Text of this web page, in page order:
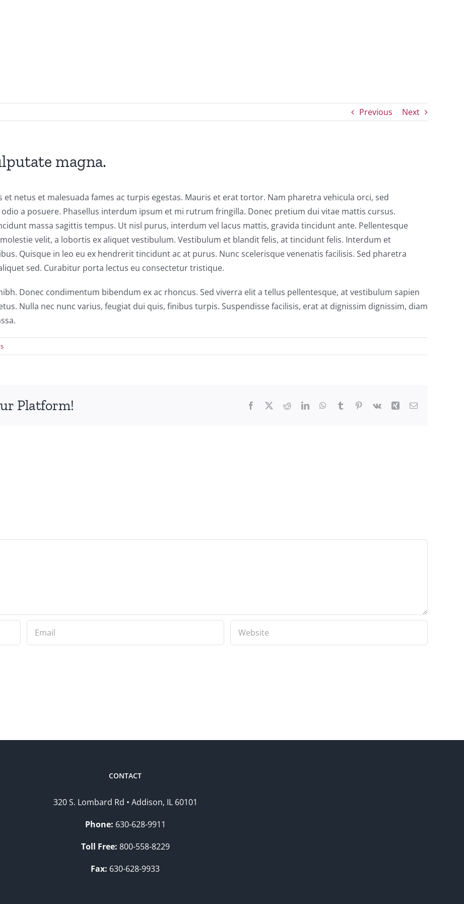
Previous Next
magna.
netus et malesuada fames ac turpis egestas. Mauris et erat tortor. Nam pharetra vehicula orci, sed
a posuere. Phasellus interdum ipsum et mi rutrum fringilla. Donec pretium dui vitae mattis cursus.
massa sagittis tempus. Ut nisl purus, interdum vel lacus mattis, gravida tincidunt ante. Pellentesque
velit, a lobortis ex aliquet vestibulum. Vestibulum et blandit felis, at tincidunt felis. Interdum et
Quisque in leo eu ex hendrerit tincidunt ac at purus. Nunc scelerisque venenatis facilisis. Sed pharetra
sed. Curabitur porta lectus eu consectetur tristique.
Donec condimentum bibendum ex ac rhoncus. Sed viverra elit a tellus pellentesque, at vestibulum sapien
Nulla nec nunc varius, feugiat dui quis, finibus turpis. Suspendisse facilisis, erat at dignissim dignissim, diam
Platform! Facebook RedditLinkedInWhatsApp
Tumblr Pinterest
Vk Xing Email
CONTACT
320 S. Lombard Rd • Addison, IL 60101
Phone: 630-628-9911
Toll Free: 800-558-8229
Fax: 630-628-9933